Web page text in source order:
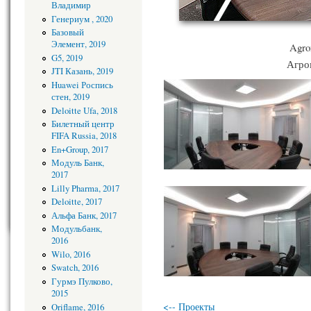
Владимир
Генериум , 2020
Базовый
Элемент, 2019
G5, 2019
JTI Казань, 2019
Huawei Роспись
стен, 2019
Deloitte Ufa, 2018
Билетный центр
FIFA Russia, 2018
En+Group, 2017
Модуль Банк,
2017
Lilly Pharma, 2017
Deloitte, 2017
Альфа Банк, 2017
Модульбанк,
2016
Wilo, 2016
Swatch, 2016
Гурмэ Пулково,
2015
Oriflame, 2016
<-- Проекты